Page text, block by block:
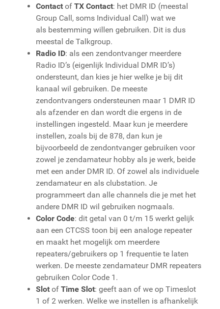
Contact of TX Contact: het DMR ID (meestal
Group Call, soms Individual Call) wat we
als bestemming willen gebruiken. Dit is dus
meestal de Talkgroup.
Radio ID: als een zendontvanger meerdere
Radio ID’s (eigenlijk Individual DMR ID’s)
ondersteunt, dan kies je hier welke je bij dit
kanaal wil gebruiken. De meeste
zendontvangers ondersteunen maar 1 DMR ID
als afzender en dan wordt die ergens in de
instellingen ingesteld. Maar kun je meerdere
instellen, zoals bij de 878, dan kun je
bijvoorbeeld de zendontvanger gebruiken voor
zowel je zendamateur hobby als je werk, beide
met een ander DMR ID. Of zowel als individuele
zendamateur en als clubstation. Je
programmeert dan alle channels die je met het
andere DMR ID wil gebruiken nogmaals.
Color Code: dit getal van 0 t/m 15 werkt gelijk
aan een CTCSS toon bij een analoge repeater
en maakt het mogelijk om meerdere
repeaters/gebruikers op 1 frequentie te laten
werken. De meeste zendamateur DMR repeaters
gebruiken Color Code 1.
Slot of Time Slot: geeft aan of we op Timeslot
1 of 2 werken. Welke we instellen is afhankelijk